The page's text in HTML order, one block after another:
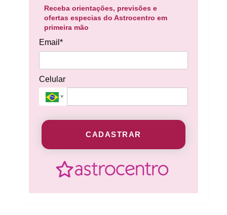
Receba orientações, previsões e
ofertas especias do Astrocentro em
primeira mão
Email*
Celular
CADASTRAR